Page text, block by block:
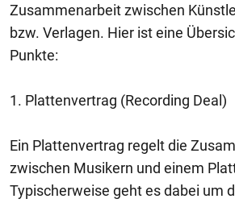
Zusammenarbeit zwischen
bzw. Verlagen. Hier ist eine
Punkte:
1. Plattenvertrag (Recording Deal)
Ein Plattenvertrag regelt die
zwischen Musikern und einem
Typischerweise geht es dabei um